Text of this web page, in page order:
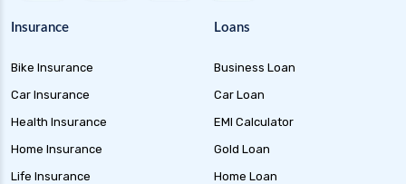
Insurance
Bike Insurance
Car Insurance
Health Insurance
Home Insurance
Life Insurance
Loans
Business Loan
Car Loan
EMI Calculator
Gold Loan
Home Loan